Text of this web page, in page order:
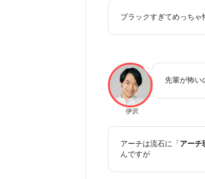
ブラックすぎてめっちゃ
伊沢
先輩が怖い
アーチは流石に「アーチ
んですが